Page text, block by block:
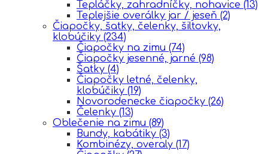
Tepláčky, zahradníčky, nohavice (13)
Teplejšie overálky jar / jeseň (2)
Čiapočky, šatky, čelenky, šiltovky,
klobúčiky (234)
Čiapočky na zimu (74)
Čiapočky jesenné, jarné (98)
Šatky (4)
Čiapočky letné, čelenky,
klobúčiky (19)
Novorodenecke čiapočky (26)
Čelenky (13)
Oblečenie na zimu (89)
Bundy, kabátiky (3)
Kombinézy, overaly (17)